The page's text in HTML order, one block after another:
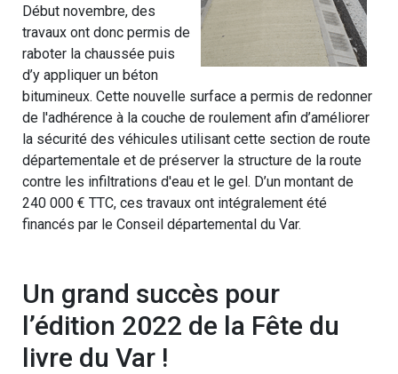
Début novembre, des
travaux ont donc permis de
raboter la chaussée puis
d’y appliquer un béton
bitumineux. Cette nouvelle surface a permis de redonner
de l'adhérence à la couche de roulement afin d’améliorer
la sécurité des véhicules utilisant cette section de route
départementale et de préserver la structure de la route
contre les infiltrations d'eau et le gel. D’un montant de
240 000 € TTC, ces travaux ont intégralement été
financés par le Conseil départemental du Var.
Un grand succès pour
l’édition 2022 de la Fête du
livre du Var !